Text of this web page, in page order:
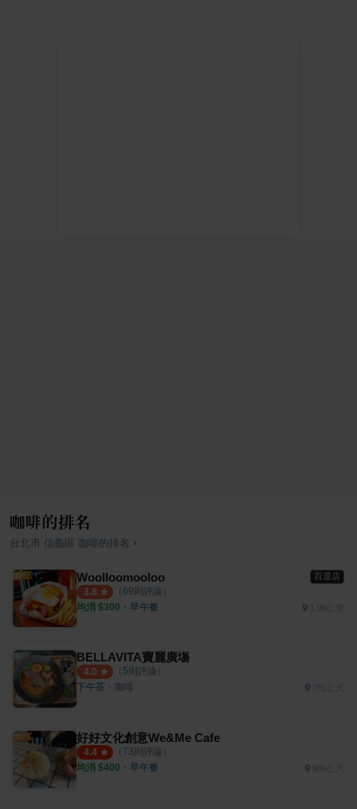
咖啡的排名
台北市 信義區 咖啡 的排名 ›
Woolloomooloo 百選店
3.8 （ 69則評論）
均消 $300 ・ 早午餐
BELLAVITA寶麗廣塲
4.0 （ 5則評論）
下午茶 ・ 咖啡
好好文化創意We&Me Cafe
4.4 （ 73則評論）
均消 $400 ・ 早午餐